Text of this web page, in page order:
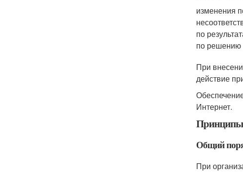
изменения
по
по решению
При
действие
Интернет.
Принципы
Общий
При